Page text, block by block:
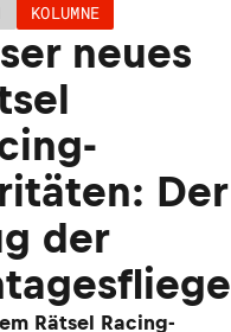
KOLUMNE
neues
Der
der
Rätsel Racing-